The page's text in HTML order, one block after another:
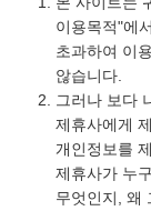
이용목적"에
초과하여 이
않습니다.
그러나 보다
제휴사에게
개인정보를
제휴사가 누
무엇인지, 왜